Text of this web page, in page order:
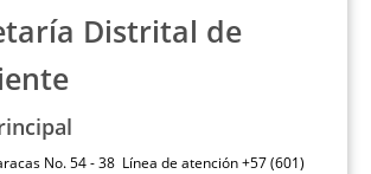
Distrital de
No. 54 - 38 Línea de atención +57 (601)